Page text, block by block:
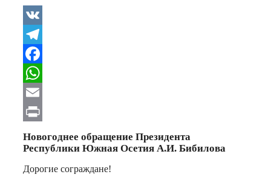
VK
Telegram
Facebook
WhatsApp
Email
Новогоднее обращение Президента
Республики Южная Осетия А.И. Бибилова
Дорогие сограждане!